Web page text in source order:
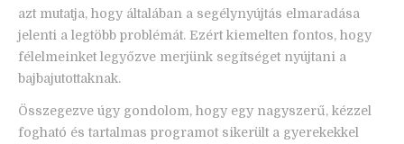
azt mutatja, hogy általában a segélynyújtás elmaradása
jelenti a legtöbb problémát. Ezért kiemelten fontos, hogy
félelmeinket legyőzve merjünk segítséget nyújtani a
bajbajutottaknak.
Összegezve úgy gondolom, hogy egy nagyszerű, kézzel
fogható és tartalmas programot sikerült a gyerekekkel